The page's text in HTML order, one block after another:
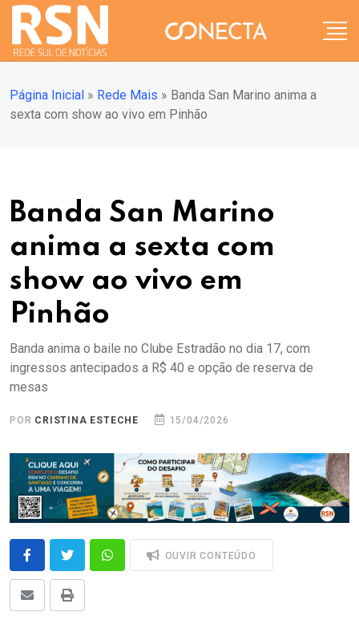
Página Inicial » Rede Mais » Banda San Marino anima a
sexta com show ao vivo em Pinhão
Banda San Marino
anima a sexta com
show ao vivo em
Pinhão
Banda anima o baile no Clube Estradão no dia 17, com
ingressos antecipados a R$ 40 e opção de reserva de
mesas
POR CRISTINA ESTECHE 15/04/2026
OUVIR CONTEÚDO